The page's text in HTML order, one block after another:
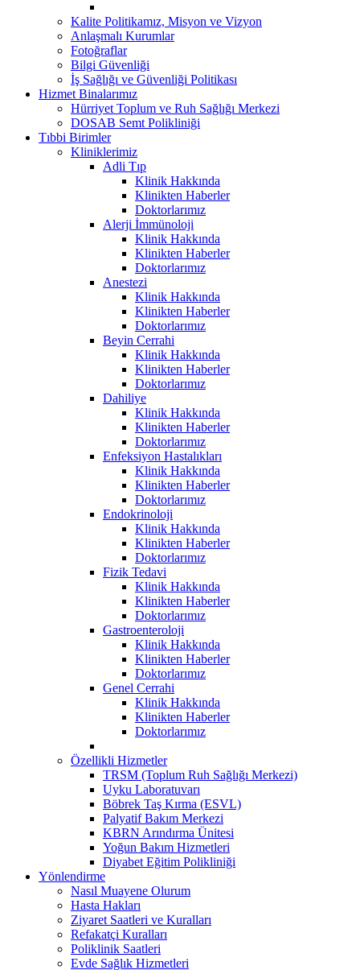
Kalite Politikamız, Misyon ve Vizyon
Anlaşmalı Kurumlar
Fotoğraflar
Bilgi Güvenliği
İş Sağlığı ve Güvenliği Politikası
Hizmet Binalarımız
Hürriyet Toplum ve Ruh Sağlığı Merkezi
DOSAB Semt Polikliniği
Tıbbi Birimler
Kliniklerimiz
Adli Tıp
Klinik Hakkında
Klinikten Haberler
Doktorlarımız
Alerji İmmünoloji
Klinik Hakkında
Klinikten Haberler
Doktorlarımız
Anestezi
Klinik Hakkında
Klinikten Haberler
Doktorlarımız
Beyin Cerrahi
Klinik Hakkında
Klinikten Haberler
Doktorlarımız
Dahiliye
Klinik Hakkında
Klinikten Haberler
Doktorlarımız
Enfeksiyon Hastalıkları
Klinik Hakkında
Klinikten Haberler
Doktorlarımız
Endokrinoloji
Klinik Hakkında
Klinikten Haberler
Doktorlarımız
Fizik Tedavi
Klinik Hakkında
Klinikten Haberler
Doktorlarımız
Gastroenteroloji
Klinik Hakkında
Klinikten Haberler
Doktorlarımız
Genel Cerrahi
Klinik Hakkında
Klinikten Haberler
Doktorlarımız
Özellikli Hizmetler
TRSM (Toplum Ruh Sağlığı Merkezi)
Uyku Laboratuvarı
Böbrek Taş Kırma (ESVL)
Palyatif Bakım Merkezi
KBRN Arındırma Ünitesi
Yoğun Bakım Hizmetleri
Diyabet Eğitim Polikliniği
Yönlendirme
Nasıl Muayene Olurum
Hasta Hakları
Ziyaret Saatleri ve Kuralları
Refakatçi Kuralları
Poliklinik Saatleri
Evde Sağlık Hizmetleri